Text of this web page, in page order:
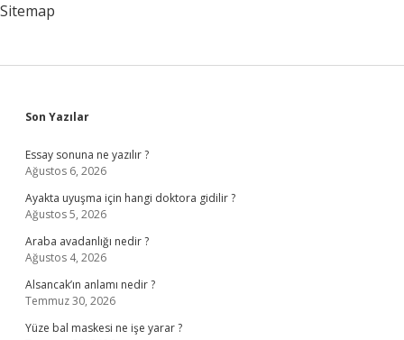
Sitemap
Sidebar
Son Yazılar
Essay sonuna ne yazılır ?
Ağustos 6, 2026
Ayakta uyuşma için hangi doktora gidilir ?
Ağustos 5, 2026
Araba avadanlığı nedir ?
Ağustos 4, 2026
Alsancak’ın anlamı nedir ?
Temmuz 30, 2026
Yüze bal maskesi ne işe yarar ?